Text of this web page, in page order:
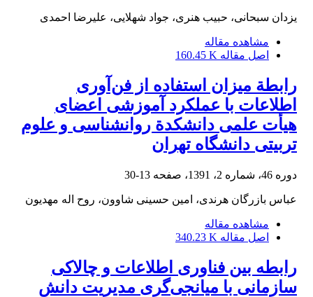
یزدان سبحانی، حبیب هنری، جواد شهلایی، علیرضا احمدی
مشاهده مقاله
اصل مقاله 160.45 K
رابطة میزان استفاده از فن‌آوری
اطلاعات با عملکرد آموزشی اعضای
هیأت علمی دانشکدة روانشناسی و علوم
تربیتی دانشگاه تهران
دوره 46، شماره 2، 1391، صفحه 13-30
عباس بازرگان هرندی، امین حسینی شاوون، روح اله مهدیون
مشاهده مقاله
اصل مقاله 340.23 K
رابطه بین فناوری اطلاعات و چالاکی
سازمانی با میانجی‌گری مدیریت دانش